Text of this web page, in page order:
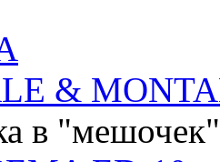
&
в "мешочек"